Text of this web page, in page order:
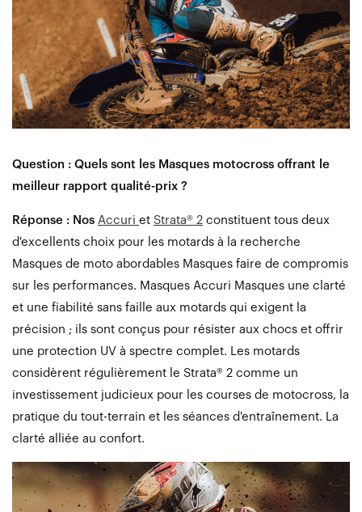
Question : Quels sont les Masques motocross offrant le
meilleur rapport qualité-prix ?
Réponse : Nos Accuri et Strata® 2 constituent tous deux
d'excellents choix pour les motards à la recherche
Masques de moto abordables Masques faire de compromis
sur les performances. Masques Accuri Masques une clarté
et une fiabilité sans faille aux motards qui exigent la
précision ; ils sont conçus pour résister aux chocs et offrir
une protection UV à spectre complet. Les motards
considèrent régulièrement le Strata® 2 comme un
investissement judicieux pour les courses de motocross, la
pratique du tout-terrain et les séances d'entraînement. La
clarté alliée au confort.